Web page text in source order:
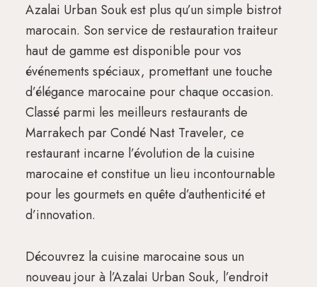
Azalai Urban Souk est plus qu’un simple bistrot
marocain. Son service de restauration traiteur
haut de gamme est disponible pour vos
événements spéciaux, promettant une touche
d’élégance marocaine pour chaque occasion.
Classé parmi les meilleurs restaurants de
Marrakech par Condé Nast Traveler, ce
restaurant incarne l’évolution de la cuisine
marocaine et constitue un lieu incontournable
pour les gourmets en quête d’authenticité et
d’innovation.
Découvrez la cuisine marocaine sous un
nouveau jour à l’Azalai Urban Souk, l’endroit